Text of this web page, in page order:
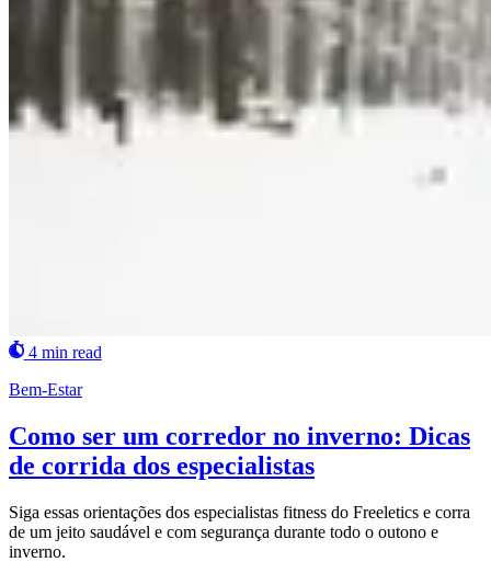
4 min read
Bem-Estar
Como ser um corredor no inverno: Dicas
de corrida dos especialistas
Siga essas orientações dos especialistas fitness do Freeletics e corra
de um jeito saudável e com segurança durante todo o outono e
inverno.